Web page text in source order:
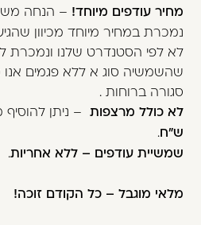
מחיר עודפים מיוחד! – הנחה
נמכרת במחיר מיוחד מכיוון
לא לפי הסטנדרט שלנו ונמכרת
שהשמשיה סוג א ללא פגמים
סגורה ברוחות .
לא כולל מרצפות – ניתן
ש"ח.
שמשיית עודפים – ללא אחריות.
מלאי מוגבל – כל הקודם זוכה!